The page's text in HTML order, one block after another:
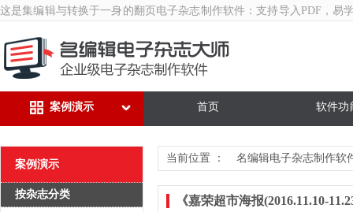
这是集编辑与转换于一身的翻页 电子杂志制作软件 ：支持导入PDF，易
首页
案例演示 软件功
案例演示
按杂志分类
当前位置 ： 名编辑电子杂志制作软
《嘉荣超市海报(2016.11.10-